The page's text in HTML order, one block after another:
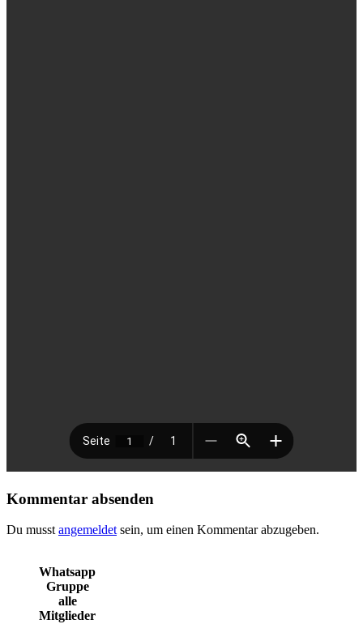
Kommentar absenden
Du musst angemeldet sein, um einen Kommentar abzugeben.
Whatsapp
Gruppe
alle
Mitglieder